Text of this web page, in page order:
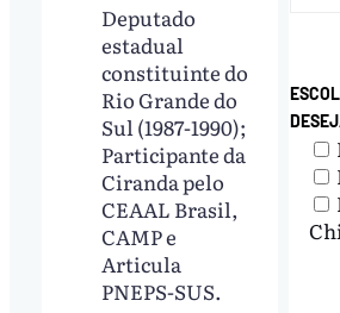
Deputado
estadual
constituinte do
Rio Grande do
Sul (1987-1990);
Participante da
Ciranda pelo
CEAAL Brasil,
CAMP e
Articula
PNEPS-SUS.